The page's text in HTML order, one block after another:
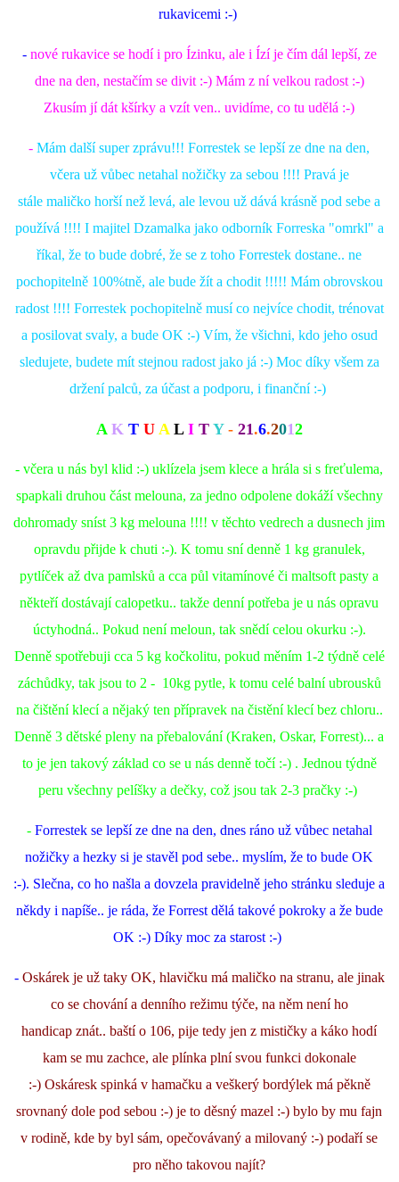
rukavicemi :-)
- nové rukavice se hodí i pro Ízinku, ale i Ízí je čím dál lepší, ze
dne na den, nestačím se divit :-) Mám z ní velkou radost :-)
Zkusím jí dát kšírky a vzít ven.. uvidíme, co tu udělá :-)
- Mám další super zprávu!!! Forrestek se lepší ze dne na den,
včera už vůbec netahal nožičky za sebou !!!! Pravá je
stále maličko horší než levá, ale levou už dává krásně pod sebe a
používá !!!! I majitel Dzamalka jako odborník Forreska "omrkl" a
říkal, že to bude dobré, že se z toho Forrestek dostane.. ne
pochopitelně 100%tně, ale bude žít a chodit !!!!! Mám obrovskou
radost !!!! Forrestek pochopitelně musí co nejvíce chodit, trénovat
a posilovat svaly, a bude OK :-) Vím, že všichni, kdo jeho osud
sledujete, budete mít stejnou radost jako já :-) Moc díky všem za
držení palců, za účast a podporu, i finanční :-)
AK T U A L I T Y- 21.6.2012
- včera u nás byl klid :-) uklízela jsem klece a hrála si s freťulema,
spapkali druhou část melouna, za jedno odpolene dokáží všechny
dohromady sníst 3 kg melouna !!!! v těchto vedrech a dusnech jim
opravdu přijde k chuti :-). K tomu sní denně 1 kg granulek,
pytlíček až dva pamlsků a cca půl vitamínové či maltsoft pasty a
někteří dostávají calopetku.. takže denní potřeba je u nás opravu
úctyhodná.. Pokud není meloun, tak snědí celou okurku :-).
Denně spotřebuji cca 5 kg kočkolitu, pokud měním 1-2 týdně celé
záchůdky, tak jsou to 2 - 10kg pytle, k tomu celé balní ubrousků
na čištění klecí a nějaký ten přípravek na čistění klecí bez chloru..
Denně 3 dětské pleny na přebalování (Kraken, Oskar, Forrest)... a
to je jen takový základ co se u nás denně točí :-) . Jednou týdně
peru všechny pelíšky a dečky, což jsou tak 2-3 pračky :-)
- Forrestek se lepší ze dne na den, dnes ráno už vůbec netahal
nožičky a hezky si je stavěl pod sebe.. myslím, že to bude OK
:-). Slečna, co ho našla a dovzela pravidelně jeho stránku sleduje a
někdy i napíše.. je ráda, že Forrest dělá takové pokroky a že bude
OK :-) Díky moc za starost :-)
- Oskárek je už taky OK, hlavičku má maličko na stranu, ale jinak
co se chování a denního režimu týče, na něm není ho
handicap znát.. baští o 106, pije tedy jen z mističky a káko hodí
kam se mu zachce, ale plínka plní svou funkci dokonale
:-) Oskáresk spinká v hamačku a veškerý bordýlek má pěkně
srovnaný dole pod sebou :-) je to děsný mazel :-) bylo by mu fajn
v rodině, kde by byl sám, opečovávaný a milovaný :-) podaří se
pro něho takovou najít?